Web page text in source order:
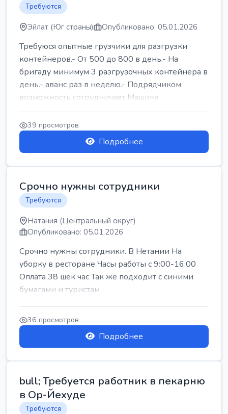
Требуются
Эйлат (Юг страны) Опубликовано: 05.01.2026
Требуюся опытные грузчики для разгрузки
контейнеров.- От 500 до 800 в день.- На
бригаду минимум 3 разгрузочных контейнера в
день.- аванс раз в неделю.- Подрядчиком
возможность сотрудничает Машина
39 просмотров
Подробнее
Срочно нужны сотрудники
Требуются
Натания (Центральный округ)
Опубликовано: 05.01.2026
Срочно нужны сотрудники. В Нетании На
уборку в ресторане Часы работы с 9:00-16:00
Оплата 38 шек час Так же подходит с синими
бумагами и туристам
36 просмотров
Подробнее
bull; Требуется работник в пекарню
в Ор-Йехуде
Требуются